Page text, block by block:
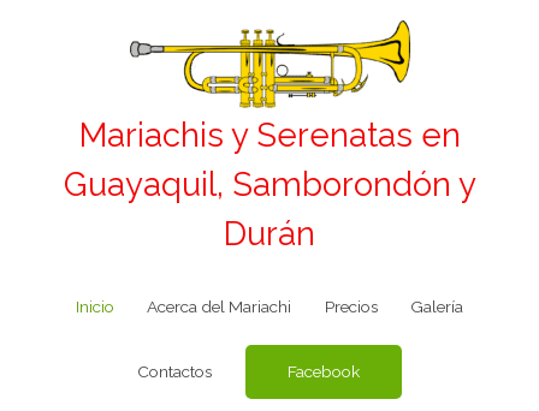
Mariachis y Serenatas en
Guayaquil, Samborondón y
Durán
Inicio Acerca del Mariachi Precios Galería
Contactos Facebook